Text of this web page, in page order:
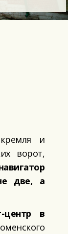
и
ворот,
две, а
центр в